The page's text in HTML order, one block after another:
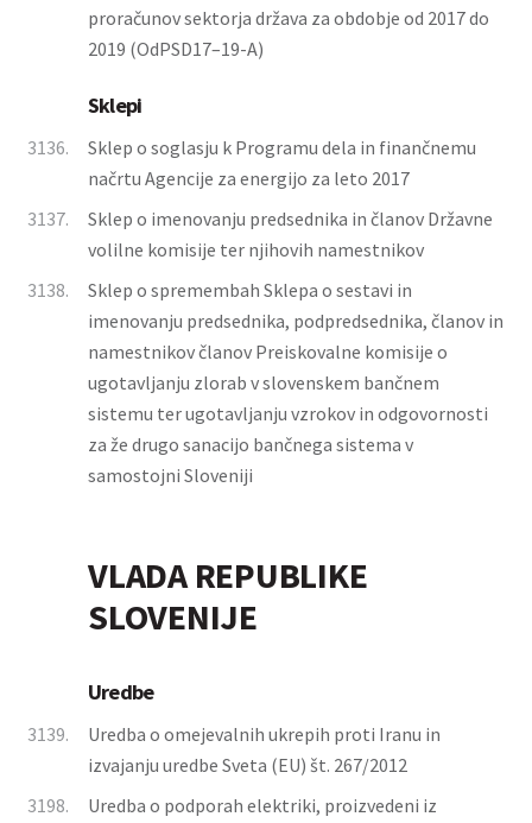
proračunov sektorja država za obdobje od 2017 do
2019 (OdPSD17–19-A)
Sklepi
3136.
Sklep o soglasju k Programu dela in finančnemu
načrtu Agencije za energijo za leto 2017
3137.
Sklep o imenovanju predsednika in članov Državne
volilne komisije ter njihovih namestnikov
3138.
Sklep o spremembah Sklepa o sestavi in
imenovanju predsednika, podpredsednika, članov in
namestnikov članov Preiskovalne komisije o
ugotavljanju zlorab v slovenskem bančnem
sistemu ter ugotavljanju vzrokov in odgovornosti
za že drugo sanacijo bančnega sistema v
samostojni Sloveniji
VLADA REPUBLIKE
SLOVENIJE
Uredbe
3139.
Uredba o omejevalnih ukrepih proti Iranu in
izvajanju uredbe Sveta (EU) št. 267/2012
3198.
Uredba o podporah elektriki, proizvedeni iz